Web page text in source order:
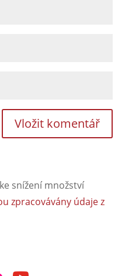
snížení množství
zpracovávány údaje z